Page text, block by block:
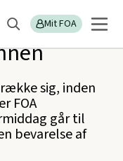
Søg Mit FOA
sig, inden
FOA
går til
bevarelse af